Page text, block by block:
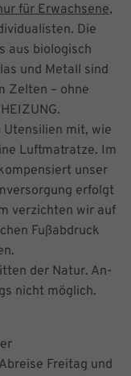
für Erwachsene,
Die
aus biologisch
und Metall sind
Zelten – ohne
mit, wie
Luftmatratze. Im
unser
erfolgt
verzichten wir auf
Fußabdruck
der Natur. An-
nicht möglich.
Freitag und